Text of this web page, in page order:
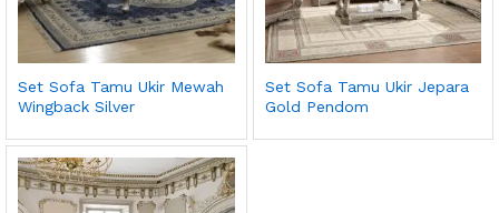
Set Sofa Tamu Ukir Mewah
Wingback Silver
Set Sofa Tamu Ukir Jepara
Gold Pendom